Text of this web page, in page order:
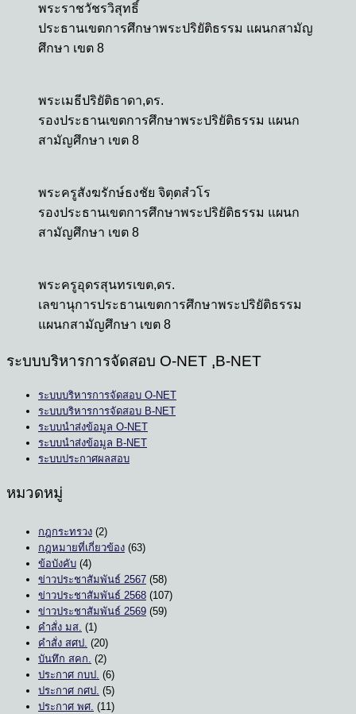
พระราชวัชรวิสุทธิ์
ประธานเขตการศึกษาพระปริยัติธรรม แผนกสามัญ
ศึกษา เขต 8
พระเมธีปริยัติธาดา,ดร.
รองประธานเขตการศึกษาพระปริยัติธรรม แผนก
สามัญศึกษา เขต 8
พระครูสังฆรักษ์ธงชัย จิตฺตสํวโร
รองประธานเขตการศึกษาพระปริยัติธรรม แผนก
สามัญศึกษา เขต 8
พระครูอุดรสุนทรเขต,ดร.
เลขานุการประธานเขตการศึกษาพระปริยัติธรรม
แผนกสามัญศึกษา เขต 8
ระบบบริหารการจัดสอบ O-NET ,ฺB-NET
ระบบบริหารการจัดสอบ O-NET
ระบบบริหารการจัดสอบ B-NET
ระบบนำส่งข้อมูล O-NET
ระบบนำส่งข้อมูล B-NET
ระบบประกาศผลสอบ
หมวดหมู่
กฎกระทรวง (2)
กฎหมายที่เกี่ยวข้อง (63)
ข้อบังคับ (4)
ข่าวประชาสัมพันธ์ 2567 (58)
ข่าวประชาสัมพันธ์ 2568 (107)
ข่าวประชาสัมพันธ์ 2569 (59)
คำสั่ง มส. (1)
คำสั่ง สศป. (20)
บันทึก สคก. (2)
ประกาศ กบป. (6)
ประกาศ กศป. (5)
ประกาศ พศ. (11)